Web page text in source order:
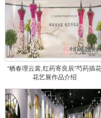
“栖春理云裳,红药寄良辰”芍药插花
花艺展作品介绍